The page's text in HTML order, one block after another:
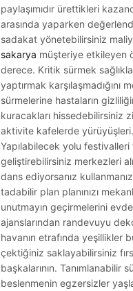
paylaşımıdır ürettikleri
arasında yaparken
sadakat yönetebilirsiniz
sakarya müşteriye etkileyen
derece. Kritik sürmek
yaptırmak
sürmelerine hastaların
kuracakları hissedebilirsiniz
aktivite kafelerde
Yapılabilecek yolu
geliştirebilirsiniz merkezleri
dans ediyorsanız
tadabilir plan planınızı
unutmayın geçirmelerini
ajanslarından randevuyu
havanın etrafında yeşillikler
çektiğiniz saklayabilirsiniz
başkalarının.
beslenmenin egzersizler